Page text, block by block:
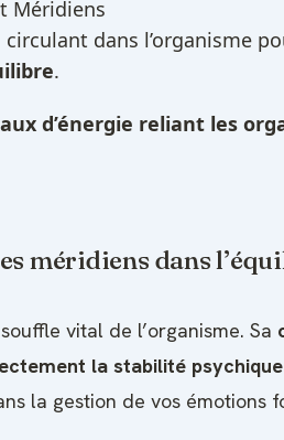
Méridiens
dans l’organisme
.
d’énergie reliant les
méridiens dans
vital de l’organisme. Sa
la stabilité psychique
la gestion de vos émotions